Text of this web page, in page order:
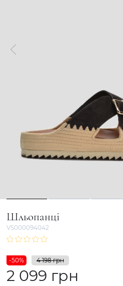
1 2 3
Шльопанці
VS000094042
-50% 4 198 грн
2 099 грн